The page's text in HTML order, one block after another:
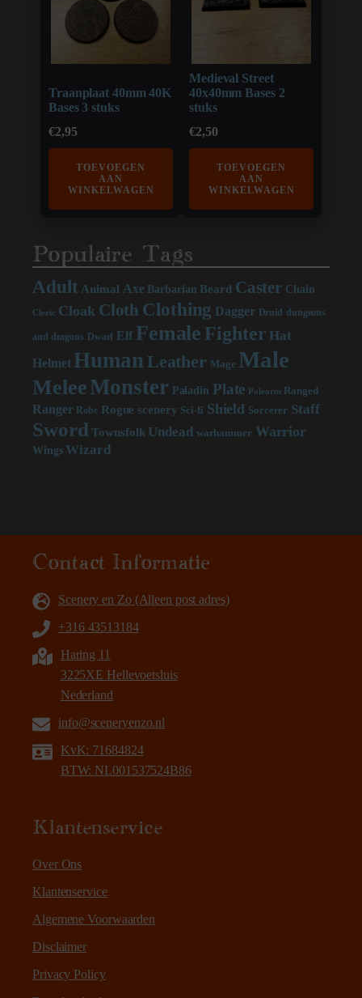
Traanplaat 40mm 40K
Bases 3 stuks
€2,95
TOEVOEGEN
AAN
WINKELWAGEN
Medieval Street
40x40mm Bases 2
stuks
€2,50
TOEVOEGEN
AAN
WINKELWAGEN
Populaire Tags
Adult Animal Axe Barbarian Beard Caster Chain
Cleric Cloak Cloth Clothing Dagger Druid dungeons
and dragons Dwarf Elf FemaleFighter Hat
Helmet Human Leather Mage Male
MeleeMonster Paladin Plate Polearm Ranged
Ranger Robe Rogue scenery Sci-fi Shield Sorcerer Staff
Sword Townsfolk Undead warhammer Warrior
Wings Wizard
Contact Informatie
Scenery en Zo (Alleen post adres)
+316 43513184
Haring 11
3225XE Hellevoetsluis
Nederland
info@sceneryenzo.nl
KvK: 71684824
BTW: NL001537524B86
Klantenservice
Over Ons
Klantenservice
Algemene Voorwaarden
Disclaimer
Privacy Policy